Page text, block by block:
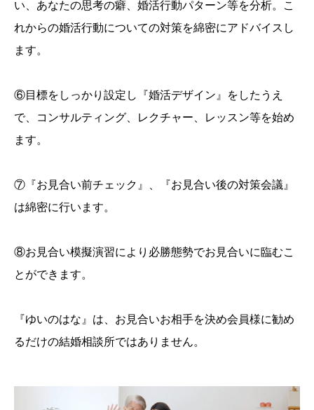
い、あなたの思考の癖、婚活行動パターン等を分析。こ
れからの婚活行動についての対策を綿密にアドバイスし
ます。
⑥目標をしっかり設定し『婚活デザイン』をしたうえ
で、コンサルティング、レクチャー、レッスン等を始め
ます。
⑦『お見合い前チェック』、『お見合い後の対策会議』
は綿密に行います。
⑧お見合い模擬演習により必勝態勢でお見合いに臨むこ
とができます。
『ゆいのはな』は、お見合いお相手を決め会員様に勧め
るだけの結婚相談所ではありません。